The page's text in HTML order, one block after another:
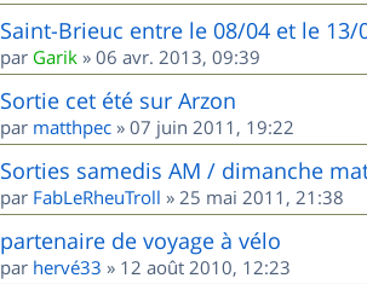
Saint-Brieuc entre le 08/04 et le 13/
par Garik » 06 avr. 2013, 09:39
Sortie cet été sur Arzon
par matthpec » 07 juin 2011, 19:22
Sorties samedis AM / dimanche
par FabLeRheuTroll » 25 mai 2011, 21:38
partenaire de voyage à vélo
par hervé33 » 12 août 2010, 12:23